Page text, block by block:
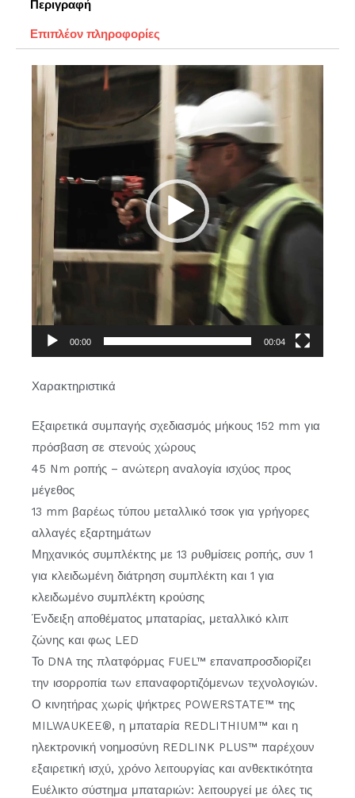
Περιγραφή
Επιπλέον πληροφορίες
Πρόγραμμα
Αναπαραγωγής
Βίντεο
00:00 00:04
Χαρακτηριστικά
Εξαιρετικά συμπαγής σχεδιασμός μήκους 152 mm για
πρόσβαση σε στενούς χώρους
45 Nm ροπής – ανώτερη αναλογία ισχύος προς
μέγεθος
13 mm βαρέως τύπου μεταλλικό τσοκ για γρήγορες
αλλαγές εξαρτημάτων
Μηχανικός συμπλέκτης με 13 ρυθμίσεις ροπής, συν 1
για κλειδωμένη διάτρηση συμπλέκτη και 1 για
κλειδωμένο συμπλέκτη κρούσης
Ένδειξη αποθέματος μπαταρίας, μεταλλικό κλιπ
ζώνης και φως LED
Το DNA της πλατφόρμας FUEL™ επαναπροσδιορίζει
την ισορροπία των επαναφορτιζόμενων τεχνολογιών.
Ο κινητήρας χωρίς ψήκτρες POWERSTATE™ της
MILWAUKEE®, η μπαταρία REDLITHIUM™ και η
ηλεκτρονική νοημοσύνη REDLINK PLUS™ παρέχουν
εξαιρετική ισχύ, χρόνο λειτουργίας και ανθεκτικότητα
Ευέλικτο σύστημα μπαταριών: λειτουργεί με όλες τις